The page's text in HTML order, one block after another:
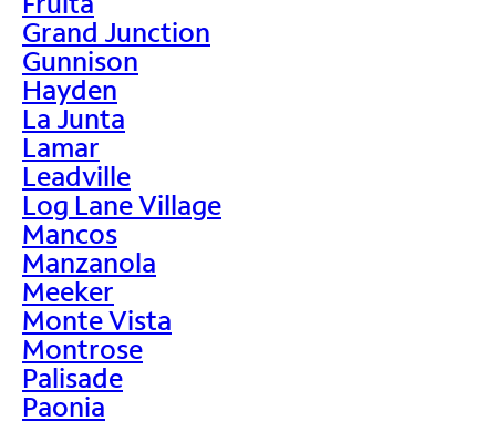
Grand Junction
Gunnison
Hayden
La Junta
Lamar
Leadville
Log Lane Village
Mancos
Manzanola
Meeker
Monte Vista
Montrose
Palisade
Paonia